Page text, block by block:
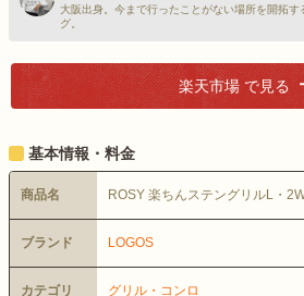
大阪出身。今まで行ったことがない場所を開拓
グ。
楽天市場 で見る
基本情報・料金
商品名 ROSY 楽ちんステングリルL・
ブランド LOGOS
カテゴリ グリル・コンロ